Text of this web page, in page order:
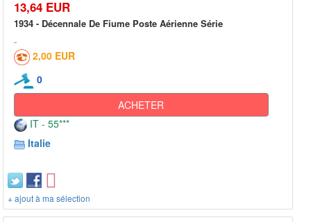
13,64 EUR
1934 - Décennale De Fiume Poste Aérienne Série
2,00 EUR
0
ACHETER
IT - 55***
Italie
+ ajout à ma sélection